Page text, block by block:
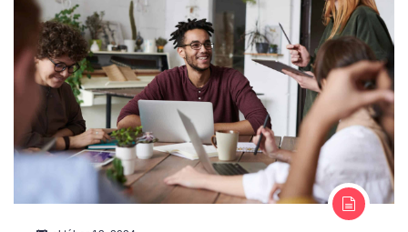
október 13, 2024
Toborzás Munkaerő-Kölcsönző Céggel